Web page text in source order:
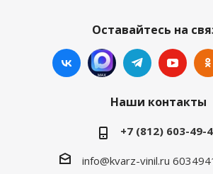
Оставайтесь на
Наши контакты
+7 (812) 603-49-
info@kvarz-vinil.ru